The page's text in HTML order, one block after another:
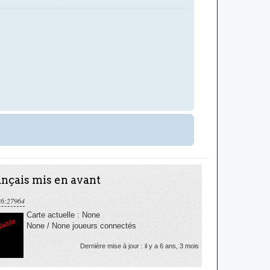
mis en avant
Carte actuelle : None
None / None joueurs connectés
Dernière mise à jour : il y a 6 ans, 3 mois